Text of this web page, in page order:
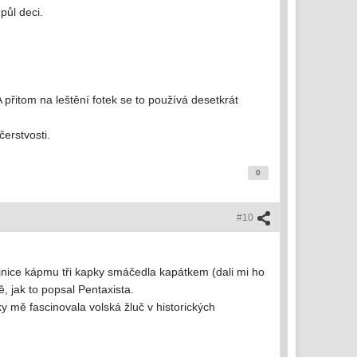
deci.
na leštění fotek se to používá desetkrát
0
#10
kápmu tři kapky smáčedla kapátkem (dali mi ho
jak to popsal Pentaxista.
mě fascinovala volská žluč v historických